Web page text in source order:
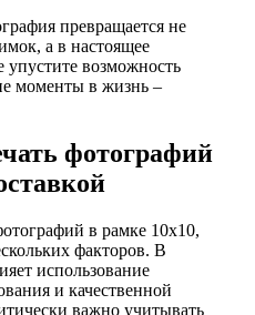
превращается не
а в настоящее
упустите возможность
моменты в жизнь –
фотографий
в рамке 10х10,
факторов. В
использование
и качественной
важно учитывать